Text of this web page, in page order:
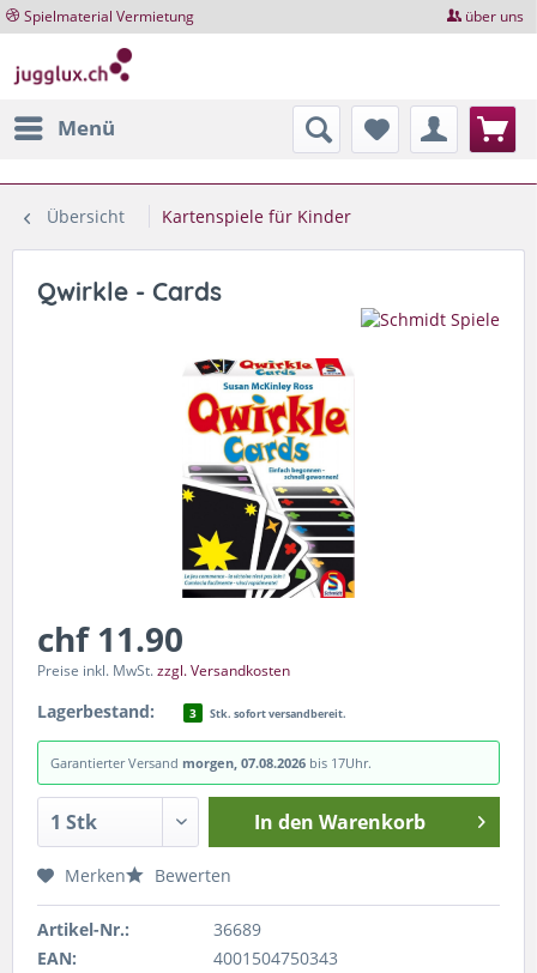
Spielmaterial Vermietung über uns
Menü
Übersicht Kartenspiele für Kinder
Qwirkle - Cards
chf 11.90
Preise inkl. MwSt.zzgl. Versandkosten
Lagerbestand: 3 Stk. sofort versandbereit.
Garantierter Versand morgen, 07.08.2026 bis 17Uhr.
In den Warenkorb
Merken Bewerten
Artikel-Nr.:
36689
EAN:
4001504750343